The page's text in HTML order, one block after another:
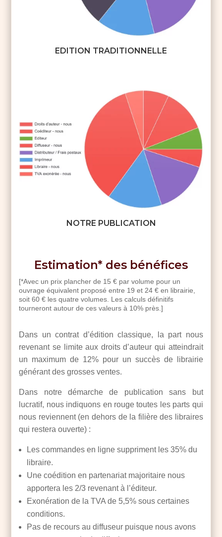
Estimation* des bénéfices
[*Avec un prix plancher de 15 € par volume pour un
ouvrage équivalent proposé entre 19 et 24 € en librairie,
soit 60 € les quatre volumes. Les calculs définitifs
tourneront autour de ces valeurs à 10% près.]
Dans un contrat d’édition classique, la part nous
revenant se limite aux droits d’auteur qui atteindrait
un maximum de 12% pour un succès de librairie
générant des grosses ventes.
Dans notre démarche de publication sans but
lucratif, nous indiquons en rouge toutes les parts qui
nous reviennent (en dehors de la filière des libraires
qui restera ouverte) :
Les commandes en ligne suppriment les 35% du
libraire.
Une coédition en partenariat majoritaire nous
apportera les 2/3 revenant à l’éditeur.
Exonération de la TVA de 5,5% sous certaines
conditions.
Pas de recours au diffuseur puisque nous avons
EDITION TRADITIONNELLE
NOTRE PUBLICATION